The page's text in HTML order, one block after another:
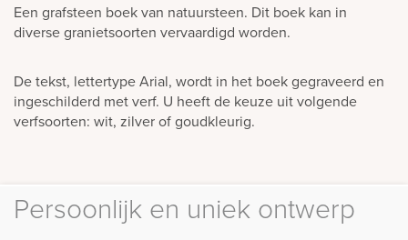
Een grafsteen boek van natuursteen. Dit boek kan in
diverse granietsoorten vervaardigd worden.
De tekst, lettertype Arial, wordt in het boek gegraveerd en
ingeschilderd met verf. U heeft de keuze uit volgende
verfsoorten: wit, zilver of goudkleurig.
Persoonlijk en uniek ontwerp